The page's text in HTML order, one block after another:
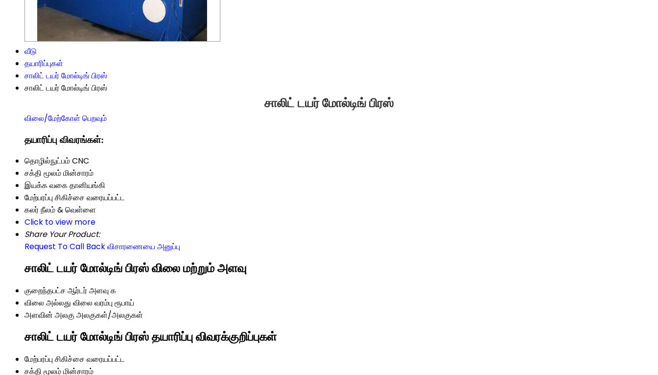
வீடு
தயாரிப்புகள்
சாலிட் டயர் மோல்டிங் பிரஸ்
சாலிட் டயர் மோல்டிங் பிரஸ்
சாலிட் டயர் மோல்டிங் பிரஸ்
விலை/மேற்கோள் பெறவும்
தயாரிப்பு விவரங்கள்:
தொழில்நுட்பம்CNC
சக்தி மூலம்மின்சாரம்
இயக்க வகைதானியங்கி
மேற்பரப்பு சிகிச்சை வரையப்பட்ட
கலர்நீலம் & வெள்ளை
Click to view more
Share Your Product:
Request To Call Backவிசாரணையை அனுப்பு
சாலிட் டயர் மோல்டிங் பிரஸ் விலை மற்றும் அளவு
குறைந்தபட்ச ஆர்டர் அளவு௧
விலை அல்லது விலை வரம்பு ரூபாய்
அளவின் அலகுஅலகுகள்/அலகுகள்
சாலிட் டயர் மோல்டிங் பிரஸ் தயாரிப்பு விவரக்குறிப்புகள்
மேற்பரப்பு சிகிச்சை வரையப்பட்ட
சக்தி மூலம்மின்சாரம்